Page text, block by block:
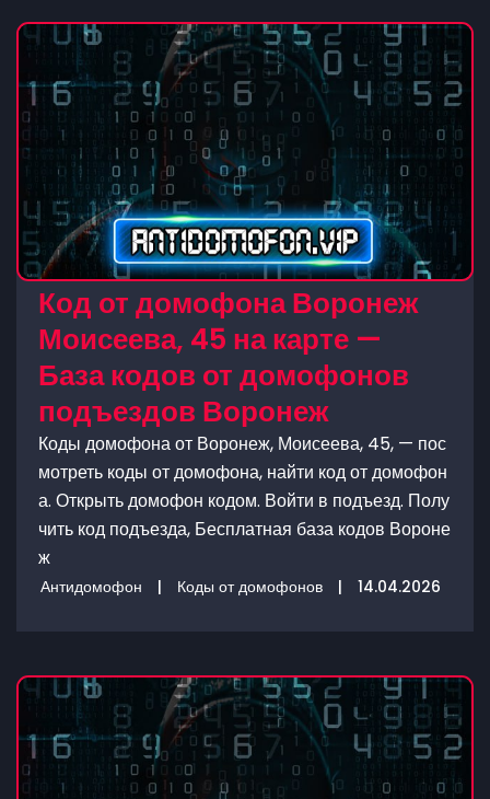
Код от домофона Воронеж
Моисеева, 45 на карте —
База кодов от домофонов
подъездов Воронеж
Коды домофона от Воронеж, Моисеева, 45, — пос
мотреть коды от домофона, найти код от домофон
а. Открыть домофон кодом. Войти в подъезд. Полу
чить код подъезда, Бесплатная база кодов Вороне
ж
Антидомофон | Коды от домофонов | 14.04.2026